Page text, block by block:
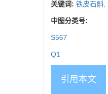
关键词: 铁皮石斛,
中图分类号:
S567
Q1
引用本文